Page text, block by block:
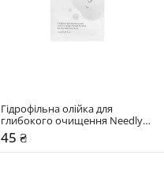
Гідрофільна олійка для
глибокого очищення Needly 3
мл
45 ₴